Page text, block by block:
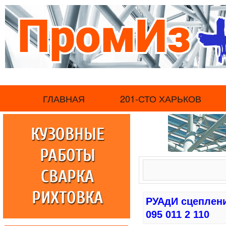
.
ГЛАВНАЯ 201-СТО ХАРЬКОВ
РУАдИ
095 011 2 110